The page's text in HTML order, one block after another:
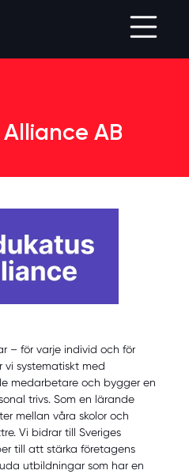
AB
– för varje individ och för
vi systematiskt med
medarbetare och bygger en
trivs. Som en lärande
mellan våra skolor och
Vi bidrar till Sveriges
till att stärka företagens
utbildningar som har en